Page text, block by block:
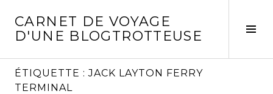
contenu
CARNET DE VOYAGE
D'UNE BLOGTROTTEUSE
ÉTIQUETTE :JACK LAYTON FERRY
TERMINAL